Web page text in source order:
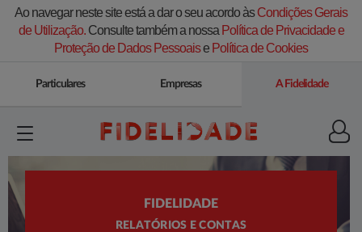
Ao navegar neste site está a dar o seu acordo àsCondições Gerais
de Utilização.Consulte também a nossa Política de Privacidade e
Proteção de Dados Pessoaise Política de Cookies
Particulares Empresas A Fidelidade
FIDELIDADE
RELATÓRIOS E CONTAS